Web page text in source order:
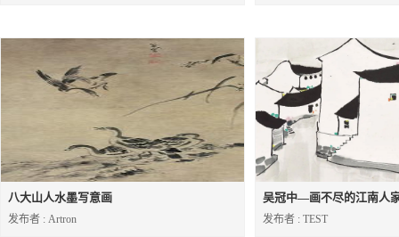
八大山人水墨写意画
发布者 : Artron
吴冠中—画不尽的江南人
发布者 : TEST